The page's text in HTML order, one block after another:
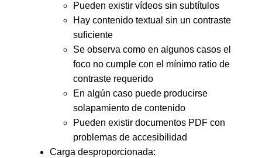
Pueden existir vídeos sin subtítulos
Hay contenido textual sin un contraste
suficiente
Se observa como en algunos casos el
foco no cumple con el mínimo ratio de
contraste requerido
En algún caso puede producirse
solapamiento de contenido
Pueden existir documentos PDF con
problemas de accesibilidad
Carga desproporcionada: